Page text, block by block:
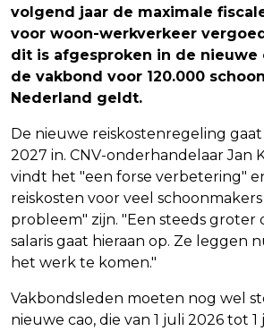
volgend jaar de maximale
voor woon-werkverkeer
dit is afgesproken in de nieuwe
de vakbond voor 120.000
Nederland geldt.
De nieuwe reiskostenregeling gaat
2027 in. CNV-onderhandelaar Jan
vindt het "een forse verbetering"
reiskosten voor veel
probleem" zijn. "Een steeds groter
salaris gaat hieraan op. Ze leggen
het werk te komen."
Vakbondsleden moeten nog wel
nieuwe cao, die van 1 juli 2026 tot